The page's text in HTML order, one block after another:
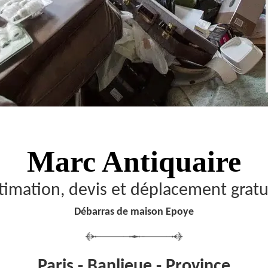
Marc Antiquaire
devis et déplacement
Débarras de maison Epoye